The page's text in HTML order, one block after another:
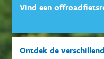
Vind een
Ontdek de